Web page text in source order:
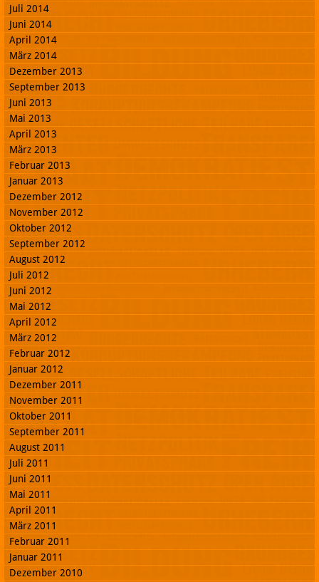
Juli 2014
Juni 2014
April 2014
März 2014
Dezember 2013
September 2013
Juni 2013
Mai 2013
April 2013
März 2013
Februar 2013
Januar 2013
Dezember 2012
November 2012
Oktober 2012
September 2012
August 2012
Juli 2012
Juni 2012
Mai 2012
April 2012
März 2012
Februar 2012
Januar 2012
Dezember 2011
November 2011
Oktober 2011
September 2011
August 2011
Juli 2011
Juni 2011
Mai 2011
April 2011
März 2011
Februar 2011
Januar 2011
Dezember 2010